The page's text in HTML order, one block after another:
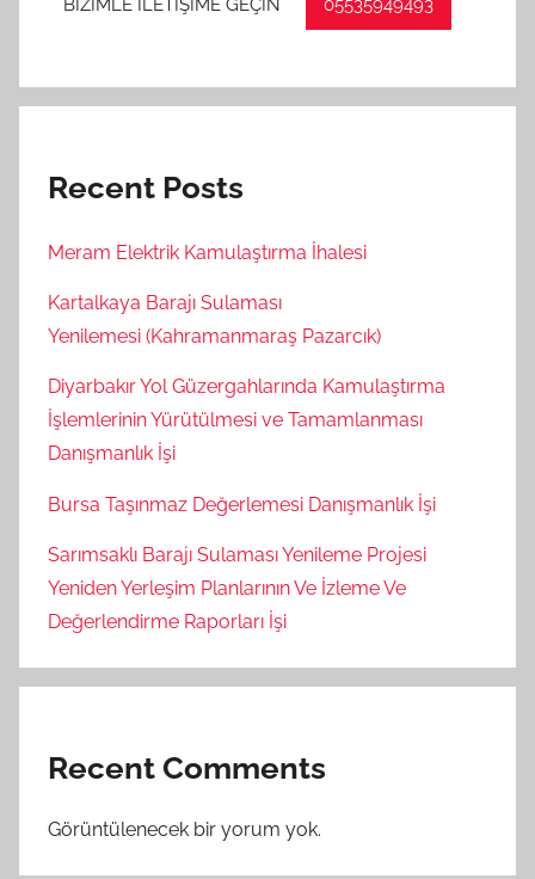
BİZİMLE İLETİŞİME GEÇİN 05535949493
Recent Posts
Meram Elektrik Kamulaştırma İhalesi
Kartalkaya Barajı Sulaması
Yenilemesi (Kahramanmaraş Pazarcık)
Diyarbakır Yol Güzergahlarında Kamulaştırma
İşlemlerinin Yürütülmesi ve Tamamlanması
Danışmanlık İşi
Bursa Taşınmaz Değerlemesi Danışmanlık İşi
Sarımsaklı Barajı Sulaması Yenileme Projesi
Yeniden Yerleşim Planlarının Ve İzleme Ve
Değerlendirme Raporları İşi
Recent Comments
Görüntülenecek bir yorum yok.